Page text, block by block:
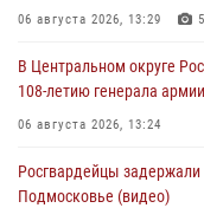
06 августа 2026, 13:29 5
В Центральном округе
108‑летию генерала
06 августа 2026, 13:24
Росгвардейцы
Подмосковье (видео)